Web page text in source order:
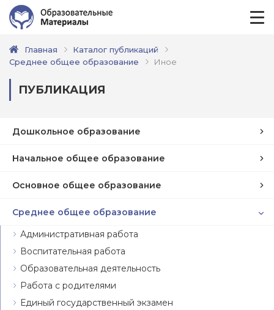
Главная
Каталог публикаций
Среднее общее образование
Иное
ПУБЛИКАЦИЯ
Дошкольное образование
Начальное общее образование
Основное общее образование
Среднее общее образование
Административная работа
Воспитательная работа
Образовательная деятельность
Работа с родителями
Единый государственный экзамен